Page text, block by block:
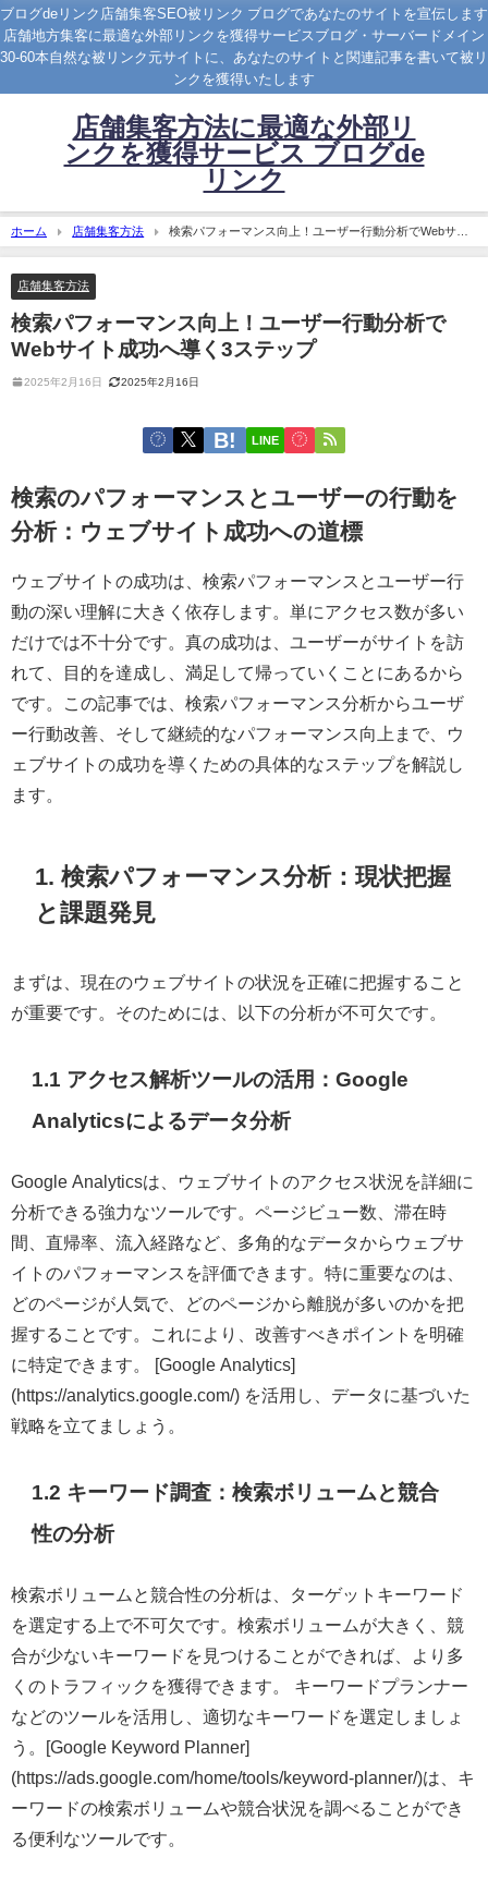
ブログdeリンク店舗集客SEO被リンク ブログであなたのサイトを宣伝します
店舗地方集客に最適な外部リンクを獲得サービスブログ・サーバードメイン
30-60本自然な被リンク元サイトに、あなたのサイトと関連記事を書いて被リ
ンクを獲得いたします
店舗集客方法に最適な外部リ
ンクを獲得サービス ブログde
リンク
ホーム 店舗集客方法
検索パフォーマンス向上！ユーザー行動分析でWebサイ
ト成功へ導く3ステップ
店舗集客方法
検索パフォーマンス向上！ユーザー行動分析で
Webサイト成功へ導く3ステップ
2025年2月16日 2025年2月16日
LINE
検索のパフォーマンスとユーザーの行動を
分析：ウェブサイト成功への道標
ウェブサイトの成功は、検索パフォーマンスとユーザー行
動の深い理解に大きく依存します。単にアクセス数が多い
だけでは不十分です。真の成功は、ユーザーがサイトを訪
れて、目的を達成し、満足して帰っていくことにあるから
です。この記事では、検索パフォーマンス分析からユーザ
ー行動改善、そして継続的なパフォーマンス向上まで、ウ
ェブサイトの成功を導くための具体的なステップを解説し
ます。
1. 検索パフォーマンス分析：現状把握
と課題発見
まずは、現在のウェブサイトの状況を正確に把握すること
が重要です。そのためには、以下の分析が不可欠です。
1.1 アクセス解析ツールの活用：Google
Analyticsによるデータ分析
Google Analyticsは、ウェブサイトのアクセス状況を詳細に
分析できる強力なツールです。ページビュー数、滞在時
間、直帰率、流入経路など、多角的なデータからウェブサ
イトのパフォーマンスを評価できます。特に重要なのは、
どのページが人気で、どのページから離脱が多いのかを把
握することです。これにより、改善すべきポイントを明確
に特定できます。 [Google Analytics]
(https://analytics.google.com/) を活用し、データに基づいた
戦略を立てましょう。
1.2 キーワード調査：検索ボリュームと競合
性の分析
検索ボリュームと競合性の分析は、ターゲットキーワード
を選定する上で不可欠です。検索ボリュームが大きく、競
合が少ないキーワードを見つけることができれば、より多
くのトラフィックを獲得できます。 キーワードプランナー
などのツールを活用し、適切なキーワードを選定しましょ
う。[Google Keyword Planner]
(https://ads.google.com/home/tools/keyword-planner/)は、キ
ーワードの検索ボリュームや競合状況を調べることができ
る便利なツールです。